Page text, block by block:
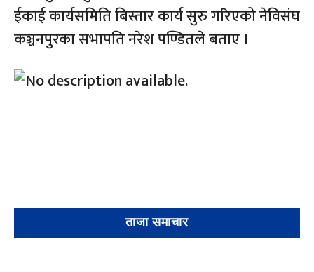
ईकाई कार्यसमिति बिस्तार कार्य सुरु गरिएको नेविसंघ
कञ्चनपुरका सभापति नरेश पण्डितले बताए ।
ताजा समाचार